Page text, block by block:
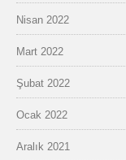
Nisan 2022
Mart 2022
Şubat 2022
Ocak 2022
Aralık 2021